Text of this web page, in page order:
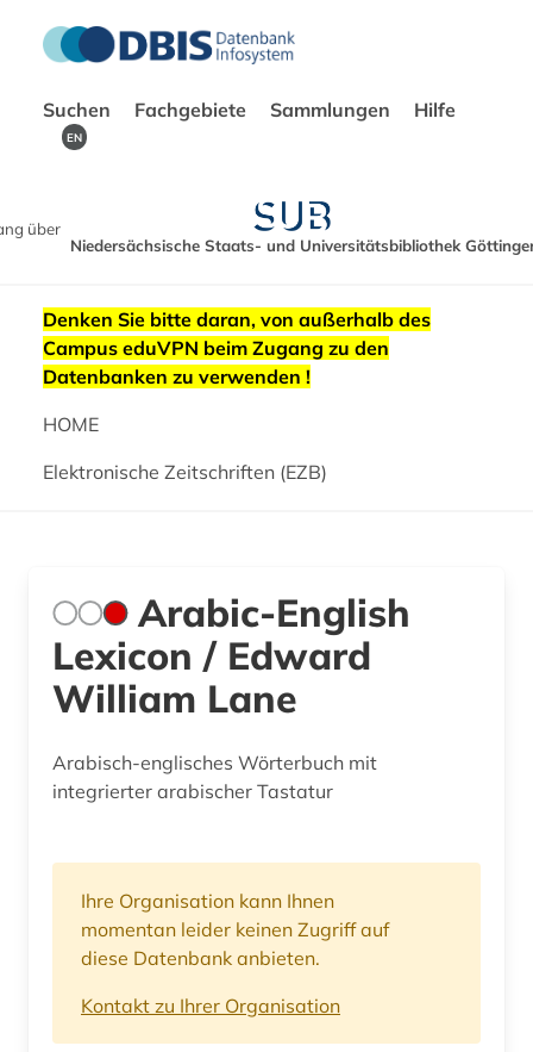
Suchen Fachgebiete Sammlungen Hilfe
EN
über
Niedersächsische Staats- und Universitätsbibliothek
Denken Sie bitte daran, von außerhalb des
Campus eduVPN beim Zugang zu den
Datenbanken zu verwenden !
HOME
Elektronische Zeitschriften (EZB)
Arabic-English
Lexicon / Edward
William Lane
Arabisch-englisches Wörterbuch mit
integrierter arabischer Tastatur
Ihre Organisation kann Ihnen
momentan leider keinen Zugriff auf
diese Datenbank anbieten.
Kontakt zu Ihrer Organisation